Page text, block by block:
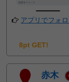
アプリでフォ
8pt GET!
赤木